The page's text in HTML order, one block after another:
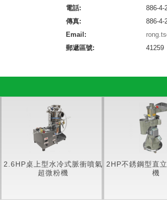
電話:
886-4-
傳真:
886-4-
Email:
郵遞區號:
41259
2.6HP桌上型水冷式脈衝噴氣
超微粉機
2HP不銹鋼型直
機